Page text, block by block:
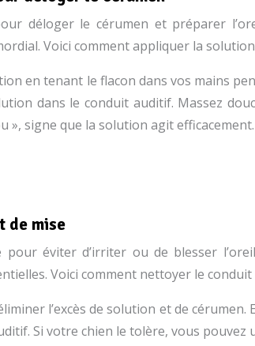
déloger le cérumen et préparer
Voici comment appliquer la
en tenant le flacon dans vos mains
dans le conduit auditif. Massez
signe que la solution agit efficacement.
de mise
éviter d’irriter ou de blesser
Voici comment nettoyer le
l’excès de solution et de
Si votre chien le tolère, vous